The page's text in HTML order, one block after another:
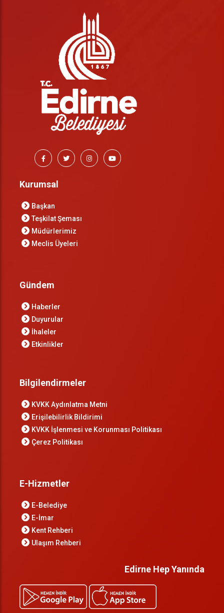
Kurumsal
Başkan
Teşkilat Şeması
Müdürlerimiz
Meclis Üyeleri
Gündem
Haberler
Duyurular
İhaleler
Etkinlikler
Bilgilendirmeler
KVKK Aydınlatma Metni
Erişilebilirlik Bildirimi
KVKK İşlenmesi ve Korunması Politikası
Çerez Politikası
E-Hizmetler
E-Belediye
E-İmar
Kent Rehberi
Ulaşım Rehberi
Edirne Hep Yanında